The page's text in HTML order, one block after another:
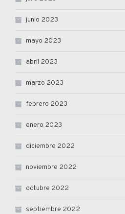
junio 2023
mayo 2023
abril 2023
marzo 2023
febrero 2023
enero 2023
diciembre 2022
noviembre 2022
octubre 2022
septiembre 2022